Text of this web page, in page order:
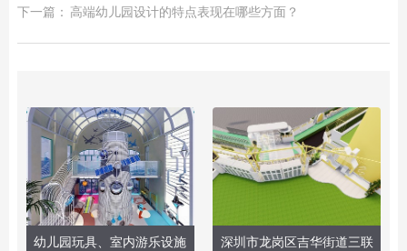
下一篇： 高端幼儿园设计的特点表现在哪些方面？
幼儿园玩具、室内游乐设施
深圳市龙岗区吉华街道三联